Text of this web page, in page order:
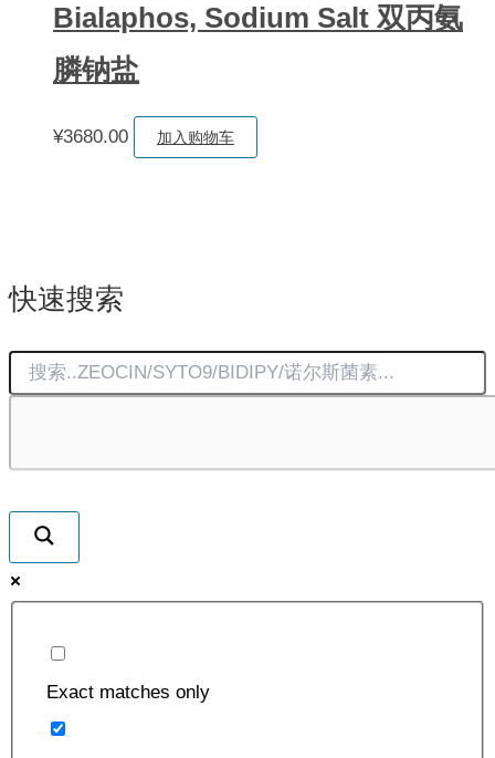
快速搜索
Exact matches only
¥648.00
多
上
选
这
Bialaphos, Sodium Salt 双丙氨
膦钠盐
¥3680.00 加入购物车